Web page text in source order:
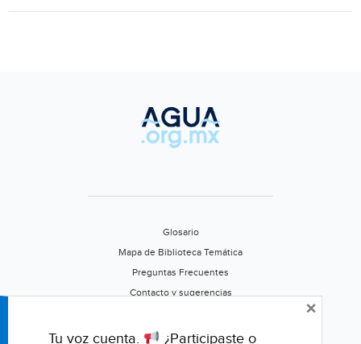
Glosario
Mapa de Biblioteca Temática
Preguntas Frecuentes
Contacto y sugerencias
Califica este portal
Tu voz cuenta. ¿Participaste o
×